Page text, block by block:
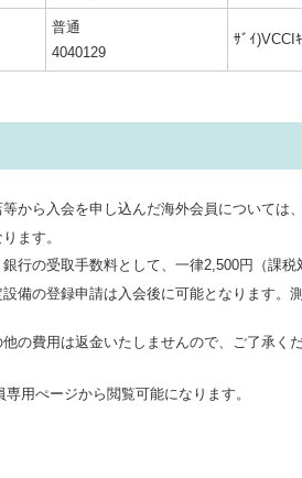
普通
4040129
ｻﾞｲ)VCCI
から入会を申し込んだ海外会員については
ます。
行の受取手数料として、一律2,500円（課税
備の登録申請は入会後に可能となります。
の費用は返金いたしませんので、ご了承くだ
用ぺージから閲覧可能になります。